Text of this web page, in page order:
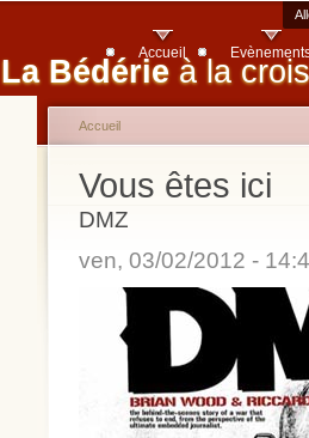
La Bédérie à la
Accueil
Vous êtes ici
Accueil
DMZ
ven, 03/02/2012 -